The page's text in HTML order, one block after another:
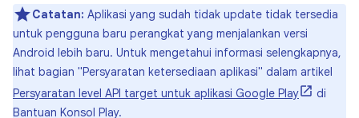
Catatan: Aplikasi yang sudah tidak update tidak tersedia
untuk pengguna baru perangkat yang menjalankan versi
Android lebih baru. Untuk mengetahui informasi selengkapnya,
lihat bagian "Persyaratan ketersediaan aplikasi" dalam artikel
Persyaratan level API target untuk aplikasi Google Play
di
Bantuan Konsol Play.